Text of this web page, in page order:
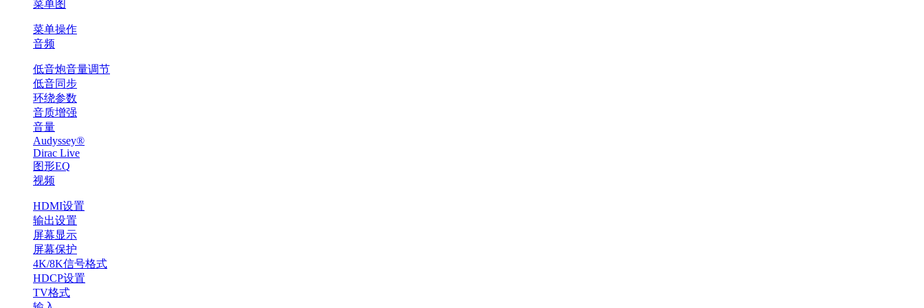
菜单图
菜单操作
音频
低音炮音量调节
低音同步
环绕参数
音质增强
音量
Audyssey®
Dirac Live
图形EQ
视频
HDMI设置
输出设置
屏幕显示
屏幕保护
4K/8K信号格式
HDCP设置
TV格式